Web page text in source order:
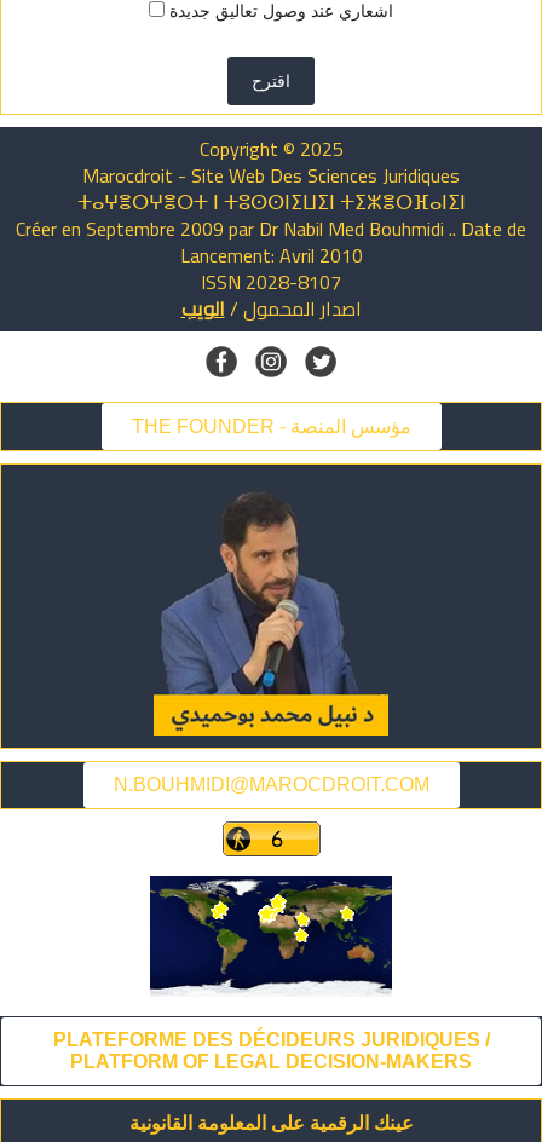
اشعاري عند وصول تعاليق جديدة
اقترح
Copyright © 2025
Marocdroit - Site Web Des Sciences Juridiques
ⵜⴰⵖⴻⵔⵖⴻⵔⵜ ⵏ ⵜⵓⵙⵙⵏⵉⵡⵉⵏ ⵜⵉⵣⴻⵔⴼⴰⵏⵉⵏ
Créer en Septembre 2009 par Dr Nabil Med Bouhmidi .. Date de
Lancement: Avril 2010
ISSN 2028-8107
اصدار المحمول/الويب
THE FOUNDER - مؤسس المنصة
N.BOUHMIDI@MAROCDROIT.COM
PLATEFORME DES DÉCIDEURS JURIDIQUES /
PLATFORM OF LEGAL DECISION-MAKERS
عينك الرقمية على المعلومة القانونية